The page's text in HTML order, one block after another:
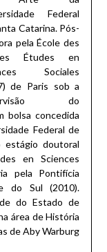
Federal
Catarina. Pós-
pela École des
Études en
Sociales
de Paris sob a
do
bolsa concedida
Federal de
estágio doutoral
en Sciences
pela Pontifícia
do Sul (2010).
do Estado de
área de História
de Aby Warburg